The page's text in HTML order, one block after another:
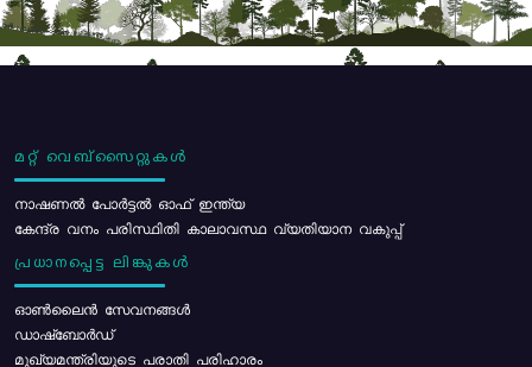
മറ്റ് വെബ്സൈറ്റുകൾ
നാഷണൽ പോർട്ടൽ ഓഫ് ഇന്ത്യ
കേന്ദ്ര വനം പരിസ്ഥിതി കാലാവസ്ഥ വ്യതിയാന വകുപ്പ്
പ്രധാനപ്പെട്ട ലിങ്കുകൾ
ഓൺലൈൻ സേവനങ്ങൾ
ഡാഷ്ബോർഡ്
മുഖ്യമന്ത്രിയുടെ പരാതി പരിഹാരം